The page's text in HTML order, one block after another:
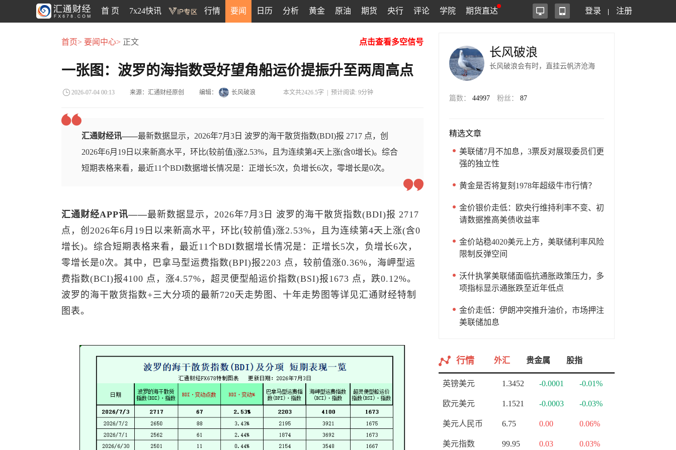
首 页 7x24快讯 行情 要闻 日历 分析 黄金 原油 期货 央行 评论 学院 期货直达 登录 注册
首页> 要闻中心> 正文 点击查看多空信号
一张图：波罗的海指数受好望角船运价提振升至两周高点
2026-07-04 00:13 来源：汇通财经原创 编辑： 长风破浪 本文共2426.5字 |预计阅读: 9分钟
汇通财经讯——最新数据显示，2026年7月3日 波罗的海干散货指数(BDI)报 2717 点，创
2026年6月19日以来新高水平，环比(较前值)涨2.53%，且为连续第4天上涨(含0增长)。综合
短期表格来看，最近11个BDI数据增长情况是：正增长5次，负增长6次，零增长是0次。
汇通财经APP讯——最新数据显示，2026年7月3日 波罗的海干散货指数(BDI)报 2717
点，创2026年6月19日以来新高水平，环比(较前值)涨2.53%，且为连续第4天上涨(含0
增长)。综合短期表格来看，最近11个BDI数据增长情况是：正增长5次，负增长6次，
零增长是0次。其中，巴拿马型运费指数(BPI)报2203 点，较前值涨0.36%，海岬型运
费指数(BCI)报4100 点，涨4.57%，超灵便型船运价指数(BSI)报1673 点，跌0.12%。
波罗的海干散货指数+三大分项的最新720天走势图、十年走势图等详见汇通财经特制
图表。
长风破浪
长风破浪会有时，直挂云帆济沧海
篇数： 44997 粉丝： 87
精选文章
美联储7月不加息，3票反对展现委员们更
强的独立性
黄金是否将复刻1978年超级牛市行情？
金价银价走低：欧央行维持利率不变、初
请数据推高美债收益率
金价站稳4020美元上方，美联储利率风险
限制反弹空间
沃什执掌美联储面临抗通胀政策压力，多
项指标显示通胀跌至近年低点
金价走低：伊朗冲突推升油价，市场押注
美联储加息
行情 外汇 贵金属 股指
英镑美元 1.3452 -0.0001 -0.01%
欧元美元 1.1521 -0.0003 -0.03%
美元人民币 6.75 0.00 0.06%
美元指数 99.95 0.03 0.03%